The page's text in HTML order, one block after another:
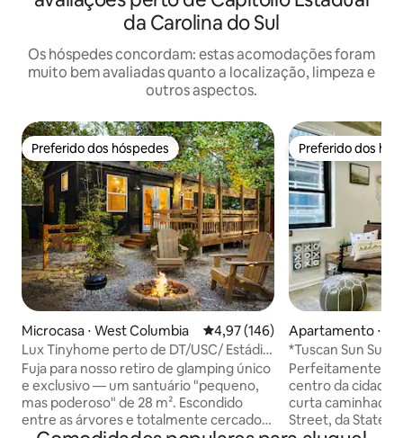
da Carolina do Sul
Os hóspedes concordam: estas acomodações foram
muito bem avaliadas quanto a localização, limpeza e
outros aspectos.
Preferido dos hóspedes
Preferido dos hóspedes
Microcasa ⋅ West Columbia 4,97 de uma avaliação média de
4,97 (146)
Lux Tinyhome perto de DT/USC/ Estádio
/Ft. Jackson
Fuja para nosso retiro de glamping único
e exclusivo — um santuário "pequeno,
mas poderoso" de 28 m². Escondido
entre as árvores e totalmente cercado
Preferido dos
Preferido dos
Apartamento ⋅
*Tuscan Sun
cidade com
Perfeitamente
centro da cidade!
curta caminhada
Street, da State